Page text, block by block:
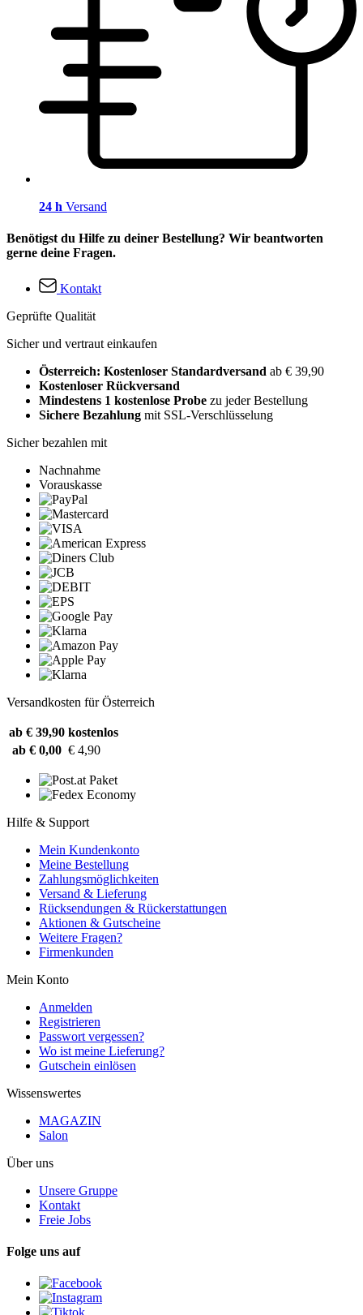
24 h Versand
Benötigst du Hilfe zu deiner Bestellung? Wir beantworten
gerne deine Fragen.
Kontakt
Geprüfte Qualität
Sicher und vertraut einkaufen
Österreich: Kostenloser Standardversand ab € 39,90
Kostenloser Rückversand
Mindestens 1 kostenlose Probe zu jeder Bestellung
Sichere Bezahlung mit SSL-Verschlüsselung
Sicher bezahlen mit
Nachnahme
Vorauskasse
Versandkosten für Österreich
ab € 39,90 kostenlos
ab € 0,00 € 4,90
Hilfe & Support
Mein Kundenkonto
Meine Bestellung
Zahlungsmöglichkeiten
Versand & Lieferung
Rücksendungen & Rückerstattungen
Aktionen & Gutscheine
Weitere Fragen?
Firmenkunden
Mein Konto
Anmelden
Registrieren
Passwort vergessen?
Wo ist meine Lieferung?
Gutschein einlösen
Wissenswertes
MAGAZIN
Salon
Über uns
Unsere Gruppe
Kontakt
Freie Jobs
Folge uns auf